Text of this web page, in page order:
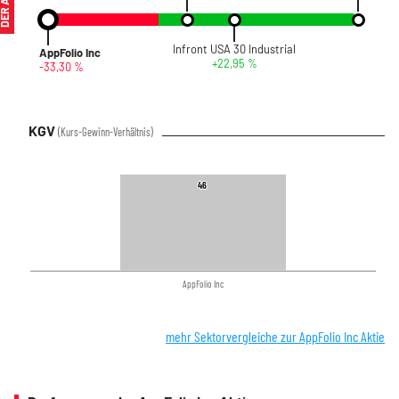
AppFolio Inc
-33,30 %
Infront USA 30 Industrial
+22,95 %
KGV (Kurs-Gewinn-Verhältnis)
46
46
AppFolio Inc
mehr Sektorvergleiche zur AppFolio Inc Aktie